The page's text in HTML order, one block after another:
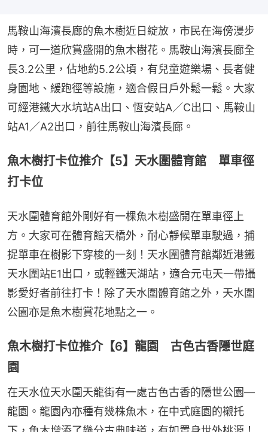
馬鞍山海濱長廊的魚木樹近日綻放，市民在海傍漫步
時，可一道欣賞盛開的魚木樹花。馬鞍山海濱長廊全
長3.2公里，佔地約5.2公頃，有兒童遊樂場、長者健
身園地、緩跑徑等設施，適合假日戶外鬆一鬆。大家
可經港鐵大水坑站A出口、恆安站A／C出口、馬鞍山
站A1／A2出口，前往馬鞍山海濱長廊。
魚木樹打卡位推介【5】天水圍體育館 單車徑
打卡位
天水圍體育館外剛好有一棵魚木樹盛開在單車徑上
方。大家可在體育館天橋外，耐心靜候單車駛過，捕
捉單車在樹影下穿梭的一刻！天水圍體育館鄰近港鐵
天水圍站E1出口，或輕鐵天湖站，適合元屯天一帶攝
影愛好者前往打卡！除了天水圍體育館之外，天水圍
公園亦是魚木樹賞花地點之一。
魚木樹打卡位推介【6】龍園 古色古香隱世庭
園
在天水位天水圍天龍街有一處古色古香的隱世公園—
龍園。龍園內亦種有幾株魚木，在中式庭園的襯托